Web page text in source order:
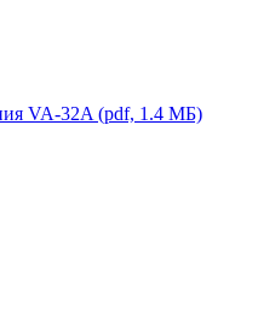
VA-32A (pdf, 1.4 МБ)